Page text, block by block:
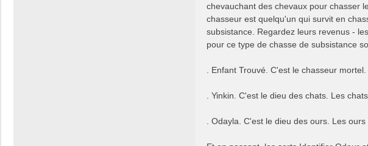
chevauchant des chevaux pour chasser
chasseur est quelqu'un qui survit en
subsistance. Regardez leurs revenus -
pour ce type de chasse de subsistance
. Enfant Trouvé. C'est le chasseur
. Yinkin. C'est le dieu des chats. Les
. Odayla. C'est le dieu des ours. Les